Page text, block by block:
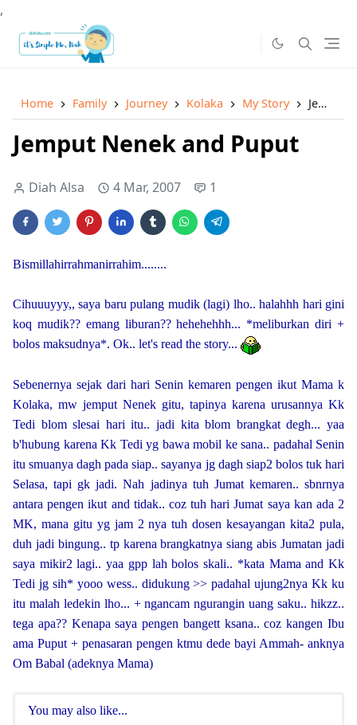
,
Home Family Journey Kolaka My Story Jemput Nenek and Puput
Jemput Nenek and Puput
Diah Alsa 4 Mar, 2007 1
Bismillahirrahmanirrahim........
Cihuuuyyy,, saya baru pulang mudik (lagi) lho.. halahhh hari gini
koq mudik?? emang liburan?? hehehehhh... *meliburkan diri +
bolos maksudnya*. Ok.. let's read the story...
Sebenernya sejak dari hari Senin kemaren pengen ikut Mama k
Kolaka, mw jemput Nenek gitu, tapinya karena urusannya Kk
Tedi blom slesai hari itu.. jadi kita blom brangkat degh... yaa
b'hubung karena Kk Tedi yg bawa mobil ke sana.. padahal Senin
itu smuanya dagh pada siap.. sayanya jg dagh siap2 bolos tuk hari
Selasa, tapi gk jadi. Nah jadinya tuh Jumat kemaren.. sbnrnya
antara pengen ikut and tidak.. coz tuh hari Jumat saya kan ada 2
MK, mana gitu yg jam 2 nya tuh dosen kesayangan kita2 pula,
duh jadi bingung.. tp karena brangkatnya siang abis Jumatan jadi
saya mikir2 lagi.. yaa gpp lah bolos skali.. *kata Mama and Kk
Tedi jg sih* yooo wess.. didukung >> padahal ujung2nya Kk ku
itu malah ledekin lho... + ngancam ngurangin uang saku.. hikzz..
tega apa?? Kenapa saya pengen bangett ksana.. coz kangen Ibu
ama Puput + penasaran pengen ktmu dede bayi Ammah- anknya
Om Babal (adeknya Mama)
You may also like...